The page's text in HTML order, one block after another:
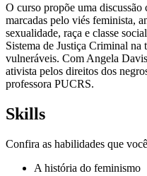
O curso propõe uma discussão
marcadas pelo viés feminista,
sexualidade, raça e classe
Sistema de Justiça Criminal na
vulneráveis. Com Angela
ativista pelos direitos dos
professora PUCRS.
Skills
Confira as habilidades que
A história do feminismo